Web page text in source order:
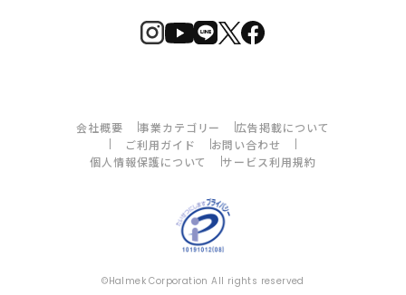
会社概要 事業カテゴリー
広告掲載について
ご利用ガイド
お問い合わせ
個人情報保護について
サービス利用規約
©Halmek Corporation All rights reserved